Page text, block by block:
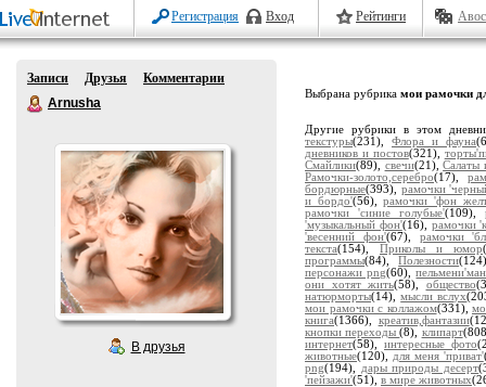
Регистрация Вход Рейтинги
Записи Друзья
Комментарии
Arnusha
В друзья
Выбрана рубрика мои рамочки
Другие рубрики в этом
текстуры(231), Флора и фауна
дневников и постов(321),
Смайлики(89), свечи(21),Салаты
Рамочки-золото,серебро(17),
бордюрные(393), рамочки
и бордо'(56),рамочки 'фон
рамочки 'синие голубые'(109),
'музыкальный фон'(16), рамочки
'весенний фон'(67), рамочки
текста(154), Приколы и юмор
программы(84),Полезности
персонажи png(60),
они хотят жить(58), общество
натюрморты(14),мысли вслух
мои рамочки с коллажом(331),
книга(1366), креатив,фантазии
кнопки переходы(8), клипарт
интернет(58), интересные фото
животные(120), для меня 'приват'
png(194), дары природы десерт
'пейзажи'(51), в мире животных